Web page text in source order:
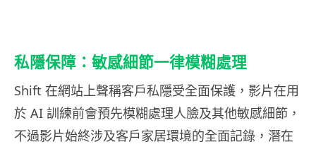
私隱保障：敏感細節一律模糊處理
Shift 在網站上聲稱客戶私隱受全面保護，影片在用
於 AI 訓練前會預先模糊處理人臉及其他敏感細節，
不過影片始終涉及客戶家居環境的全面記錄，潛在